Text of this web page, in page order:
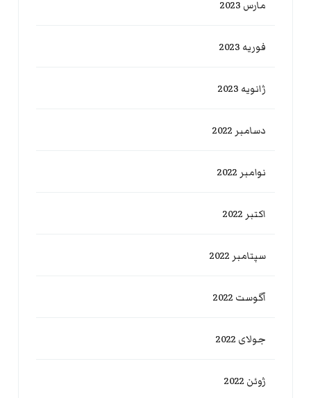
مارس 2023
فوریه 2023
ژانویه 2023
دسامبر 2022
نوامبر 2022
اکتبر 2022
سپتامبر 2022
آگوست 2022
جولای 2022
ژوئن 2022